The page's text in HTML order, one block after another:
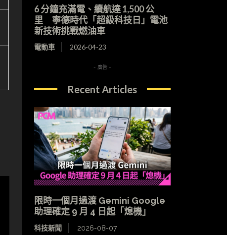
6 分鐘充滿電、續航達 1,500 公
里 寧德時代「超級科技日」電池
新技術挑戰燃油車
電動車 2026-04-23
- 廣告 -
Recent Articles
限時一個月過渡 Gemini Google
助理確定 9 月 4 日起「熄機」
科技新聞 2026-08-07